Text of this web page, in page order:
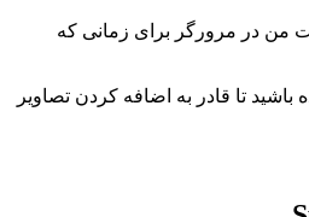
من در مرورگر برای زمانی که
تا قادر به اضافه کردن تصاویر